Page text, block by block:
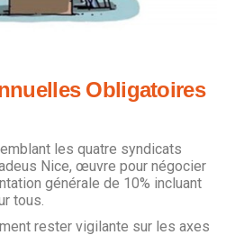
Obligatoires
les quatre syndicats
Nice, œuvre pour négocier
générale de 10% incluant
tous.
rester vigilante sur les axes